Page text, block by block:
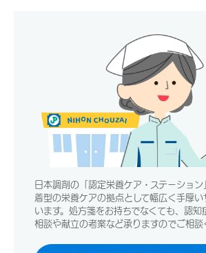
日本調剤の「認定栄養ケア・ステーショ
着型の栄養ケアの拠点として幅広く手厚い
います。処方箋をお持ちでなくても、認知
相談や献立の考案など承りますのでご相談